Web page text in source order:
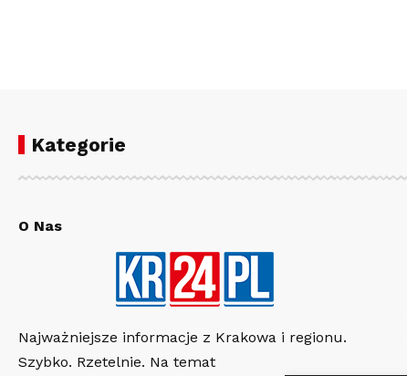
Kategorie
O Nas
Najważniejsze informacje z Krakowa i regionu.
Szybko. Rzetelnie. Na temat